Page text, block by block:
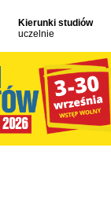
Kierunki studiów
uczelnie